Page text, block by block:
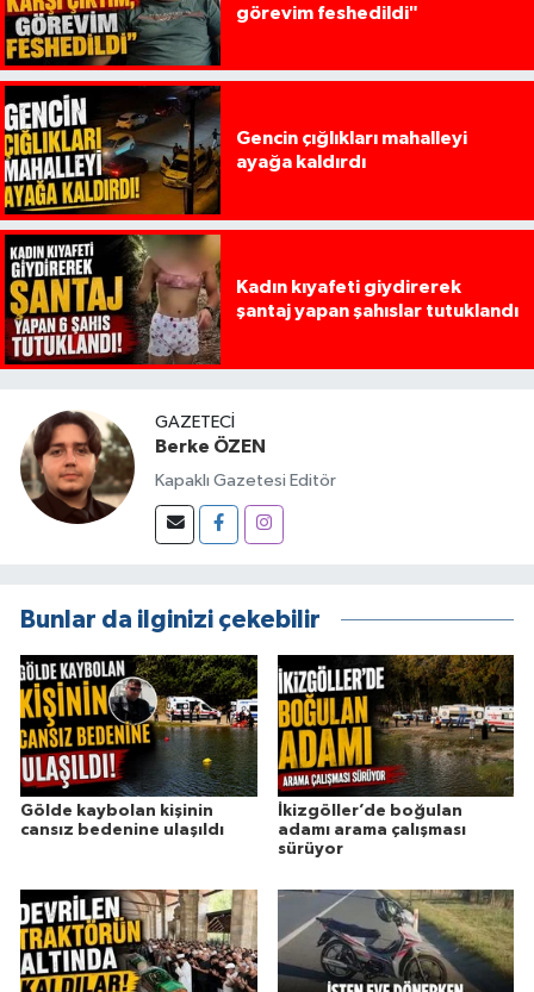
görevim feshedildi"
Gencin çığlıkları mahalleyi
ayağa kaldırdı
Kadın kıyafeti giydirerek
şantaj yapan şahıslar tutuklandı
GAZETECI
Berke ÖZEN
Kapaklı Gazetesi Editör
Bunlar da ilginizi çekebilir
Gölde kaybolan kişinin
cansız bedenine ulaşıldı
İkizgöller’de boğulan
adamı arama çalışması
sürüyor